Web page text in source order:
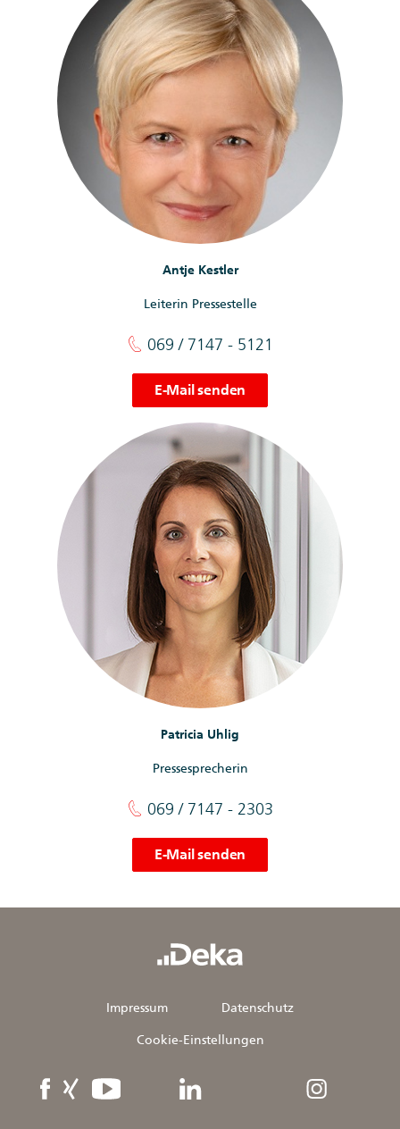
Antje Kestler
Leiterin Pressestelle
069 / 7147 - 5121
E-Mail senden
Patricia Uhlig
Pressesprecherin
069 / 7147 - 2303
E-Mail senden
Impressum
Datenschutz
Cookie-Einstellungen
Facebook
XING YouTube linkedIn Instagram